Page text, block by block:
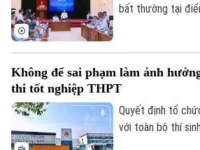
bất thường tại
Không để sai phạm làm ảnh
thi tốt nghiệp THPT
Quyết định tổ
với toàn bộ thí